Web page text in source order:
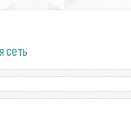
сеть